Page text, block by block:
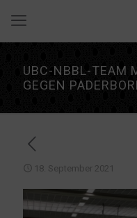
UBC-NBBL-TEAM
GEGEN
18. September 2021